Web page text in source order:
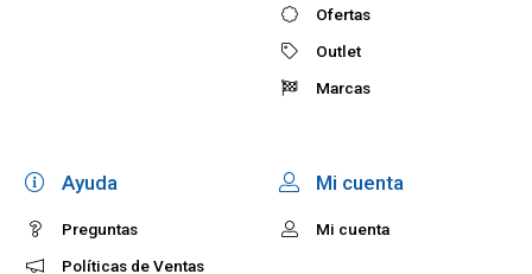
Ofertas
Outlet
Marcas
Ayuda
Preguntas
Políticas de Ventas
Mi cuenta
Mi cuenta